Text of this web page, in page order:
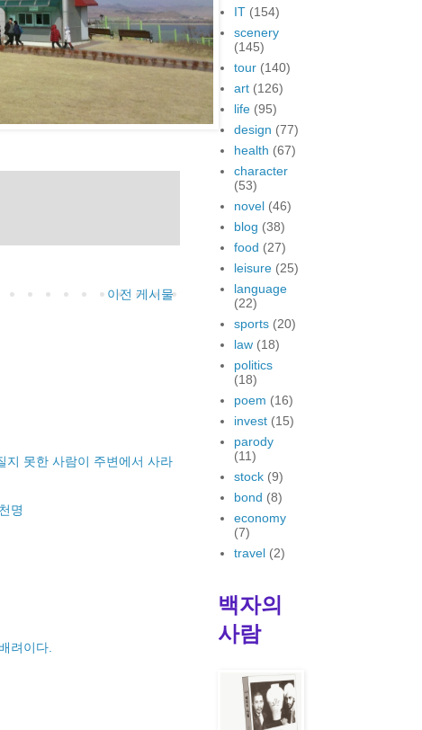
이전 게시물
지 못한 사람이 주변에서 사라
명
려이다.
IT (154)
scenery
(145)
tour (140)
art (126)
life (95)
design (77)
health (67)
character
(53)
novel (46)
blog (38)
food (27)
leisure (25)
language
(22)
sports (20)
law (18)
politics
(18)
poem (16)
invest (15)
parody
(11)
stock (9)
bond (8)
economy
(7)
travel (2)
백자의
사람